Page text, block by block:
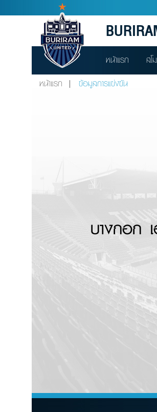
หน้าแรก สโ
หน้าแรก
ข้อมูลการแข่งขัน
บางกอก